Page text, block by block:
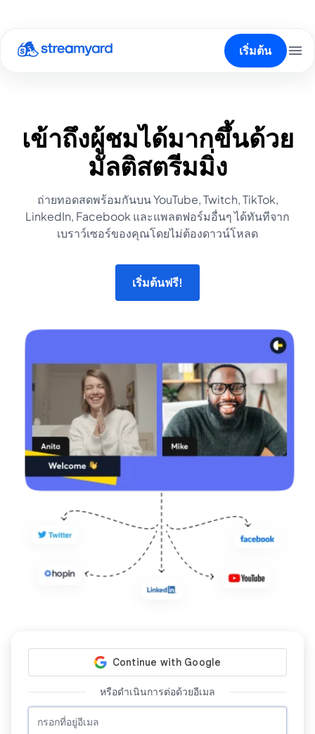
เริ่มต้น
เข้าถึงผู้ชมได้มากขึ้นด้วย
มัลติสตรีมมิ่ง
ถ่ายทอดสดพร้อมกันบน YouTube, Twitch, TikTok,
LinkedIn, Facebook และแพลตฟอร์มอื่นๆ ได้ทันทีจาก
เบราว์เซอร์ของคุณโดยไม่ต้องดาวน์โหลด
เริ่มต้นฟรี!
หรือดำเนินการต่อด้วยอีเมล